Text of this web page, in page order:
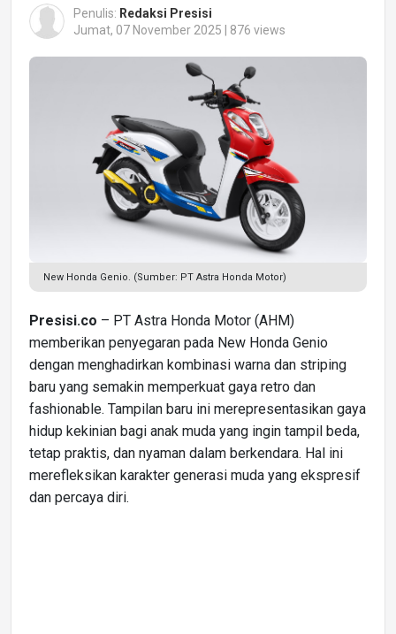
Penulis: Redaksi Presisi
Jumat, 07 November 2025 | 876 views
New Honda Genio. (Sumber: PT Astra Honda Motor)
Presisi.co – PT Astra Honda Motor (AHM)
memberikan penyegaran pada New Honda Genio
dengan menghadirkan kombinasi warna dan striping
baru yang semakin memperkuat gaya retro dan
fashionable. Tampilan baru ini merepresentasikan gaya
hidup kekinian bagi anak muda yang ingin tampil beda,
tetap praktis, dan nyaman dalam berkendara. Hal ini
merefleksikan karakter generasi muda yang ekspresif
dan percaya diri.